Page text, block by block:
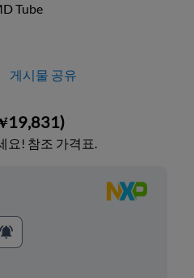
Tube
게시물 공유
)
요! 참조 가격표.